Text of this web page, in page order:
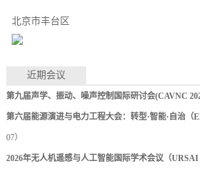
北京市丰台区
近期会议
第九届声学、振动、噪声控制国际研讨会(CAVNC
第六届能源演进与电力工程大会：转型·智能·自治（
07）
2026年无人机遥感与人工智能国际学术会议（URSAI